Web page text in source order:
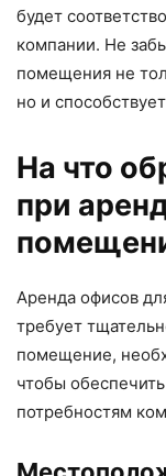
будет
компании. Не
помещения не
но и
На что
при
Аренда офисов
требует
помещение,
чтобы
потребностям